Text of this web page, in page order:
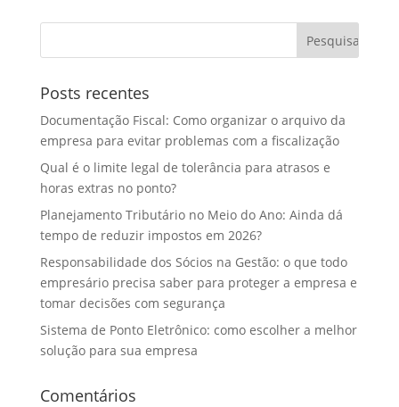
Posts recentes
Documentação Fiscal: Como organizar o arquivo da
empresa para evitar problemas com a fiscalização
Qual é o limite legal de tolerância para atrasos e
horas extras no ponto?
Planejamento Tributário no Meio do Ano: Ainda dá
tempo de reduzir impostos em 2026?
Responsabilidade dos Sócios na Gestão: o que todo
empresário precisa saber para proteger a empresa e
tomar decisões com segurança
Sistema de Ponto Eletrônico: como escolher a melhor
solução para sua empresa
Comentários